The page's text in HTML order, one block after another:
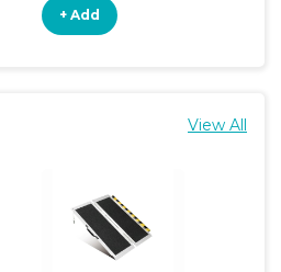
+ Add
View All